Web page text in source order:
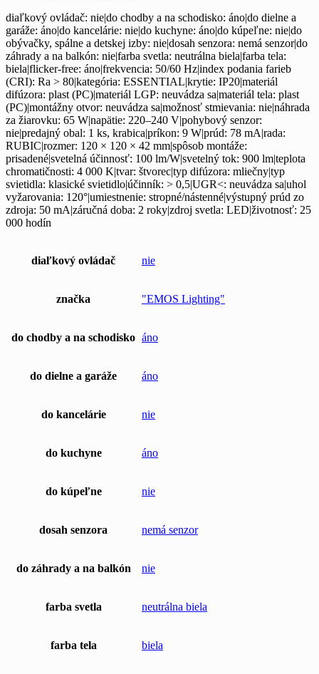
diaľkový ovládač: nie|do chodby a na schodisko: áno|do dielne a
garáže: áno|do kancelárie: nie|do kuchyne: áno|do kúpeľne: nie|do
obývačky, spálne a detskej izby: nie|dosah senzora: nemá senzor|do
záhrady a na balkón: nie|farba svetla: neutrálna biela|farba tela:
biela|flicker-free: áno|frekvencia: 50/60 Hz|index podania farieb
(CRI): Ra > 80|kategória: ESSENTIAL|krytie: IP20|materiál
difúzora: plast (PC)|materiál LGP: neuvádza sa|materiál tela: plast
(PC)|montážny otvor: neuvádza sa|možnosť stmievania: nie|náhrada
za žiarovku: 65 W|napätie: 220–240 V|pohybový senzor:
nie|predajný obal: 1 ks, krabica|príkon: 9 W|prúd: 78 mA|rada:
RUBIC|rozmer: 120 × 120 × 42 mm|spôsob montáže:
prisadené|svetelná účinnosť: 100 lm/W|svetelný tok: 900 lm|teplota
chromatičnosti: 4 000 K|tvar: štvorec|typ difúzora: mliečny|typ
svietidla: klasické svietidlo|účinník: > 0,5|UGR<: neuvádza sa|uhol
vyžarovania: 120°|umiestnenie: stropné/nástenné|výstupný prúd zo
zdroja: 50 mA|záručná doba: 2 roky|zdroj svetla: LED|životnosť: 25
000 hodín
diaľkový ovládač nie
značka "EMOS Lighting"
do chodby a na schodisko áno
do dielne a garáže áno
do kancelárie nie
do kuchyne áno
do kúpeľne nie
dosah senzora nemá senzor
do záhrady a na balkón nie
farba svetla neutrálna biela
farba tela biela